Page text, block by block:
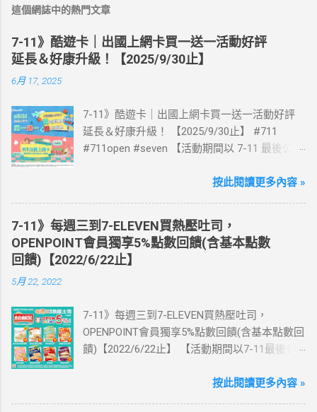
這個網誌中的熱門文章
7-11》酷遊卡｜出國上網卡買一送一活動好評
延長＆好康升級！【2025/9/30止】
6月 17, 2025
7-11》酷遊卡｜出國上網卡買一送一活動好評
延長＆好康升級！ 【2025/9/30止】 #711
#711open #seven 【活動期間以 7-11 最後公告
國上網卡 方便、快速、享買一送一優惠！ > 實
送王品集團300元即享券。 (出國開通啟用後回
活動網站登錄 【點我登錄】 ) > eSIM出國上網
卡：好康升級！購買eSIM「吃到飽」方案；即
送同天數「吃到飽」方案。 (例：買1張日本5天
來超商買省錢又方便💰 ·活動詳情：好康優惠看
這邊 【點我看好康優惠】 ·eSIM ibon 購買教學
【點我觀看教學】 📲 全球上網首選，速度穩
澳、美國、菲律賓、歐洲、土耳其 熱門地區通
通有 📲 立即取卡免等待超便利 ✈️ 180天彈性開
按此閱讀更多內容 »
7-11》每週三到7-ELEVEN買熱壓吐司，
OPENPOINT會員獨享5%點數回饋(含基本點數
回饋)【2022/6/22止】
5月 22, 2022
7-11》每週三到7-ELEVEN買熱壓吐司，
OPENPOINT會員獨享5%點數回饋(含基本點數回
饋)【2022/6/22止】 【活動期間以7-11最後公
111/5/4~6/22 每週三到7-ELEVEN買熱壓吐司
按此閱讀更多內容 »